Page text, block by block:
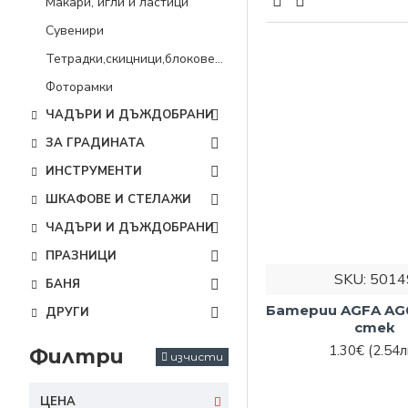
Сувенири
Тетрадки,скицници,блокове и др.
Фоторамки
ЧАДЪРИ И ДЪЖДОБРАНИ
ЗА ГРАДИНАТА
ИНСТРУМЕНТИ
ШКАФОВЕ И СТЕЛАЖИ
ЧАДЪРИ И ДЪЖДОБРАНИ
ПРАЗНИЦИ
БАНЯ
ДРУГИ
Филтри изчисти
ЦЕНА
усилия.
Батерии
Понякога най-
играчки,
SKU:
Батерии AGFA
стек
1.30€